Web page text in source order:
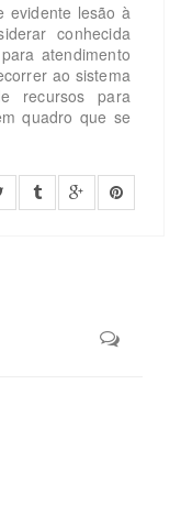
evidente lesão à
conhecida
atendimento
ao sistema
recursos para
quadro que se